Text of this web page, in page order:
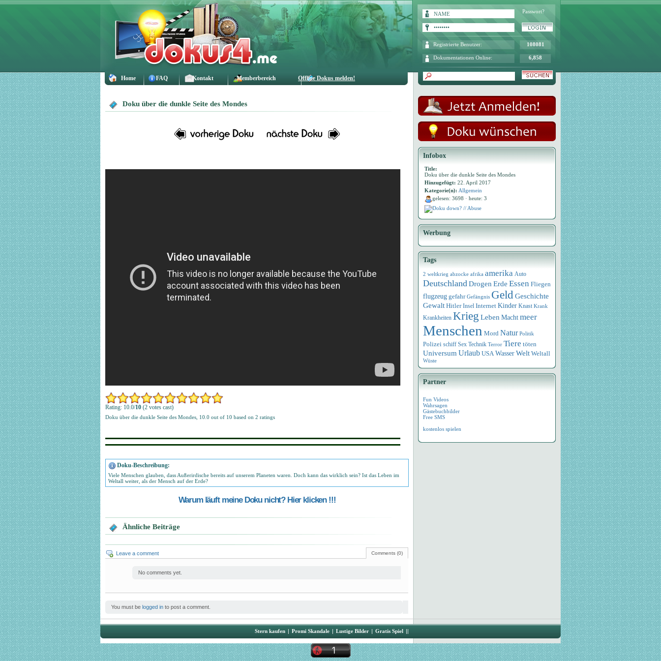
Home FAQ Kontakt Memberbereich Offline Dokus melden!
Passwort?
Registrierte Benutzer: 108081
Dokumentationen Online: 6,858
Doku über die dunkle Seite des Mondes
Rating: 10.0/10 (2 votes cast)
Doku über die dunkle Seite des Mondes 10.0 out of 10 based on 2 ratings
Doku-Beschreibung:
Viele Menschen glauben, dass Außerirdische bereits auf unserem Planeten waren. Doch kann das wirklich sein? Ist das Leben im
Weltall weiter, als der Mensch auf der Erde?
Warum läuft meine Doku nicht? Hier klicken !!!
Ähnliche Beiträge
Comments (0)
Leave a comment
No comments yet.
You must be logged in to post a comment.
Infobox
Title:
Doku über die dunkle Seite des Mondes
Hinzugefügt: 22. April 2017
Kategorie(n): Allgemein
gelesen: 3698 · heute: 3
Doku down? // Abuse
Werbung
Tags
2 weltkrieg abzocke afrika amerika Auto
DeutschlandDrogen Erde Essen Fliegen
flugzeug gefahr Gefängnis GeldGeschichte
Gewalt Hitler Insel Internet Kinder Knast Krank
Krankheiten Krieg Leben Macht meer
Menschen Mord Natur Politik
Polizei schiff Sex Technik Terror Tiere töten
Universum Urlaub USA WasserWelt Weltall
Wüste
Partner
Fun Videos
Wahrsagen
Gästebuchbilder
Free SMS
kostenlos spielen
Stern kaufen | Promi Skandale | Lustige Bilder | Gratis Spiel ||